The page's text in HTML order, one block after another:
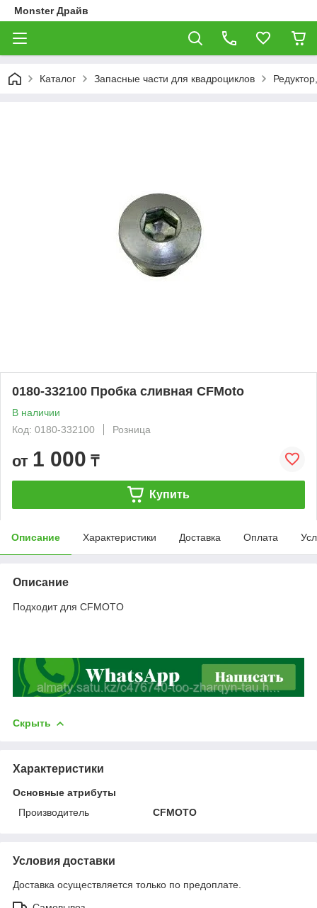
Monster Драйв
Каталог Запасные части для квадроциклов
0180-332100 Пробка сливная CFMoto
В наличии
Код: 0180-332100
Розница
от 1 000 ₸
Купить
Описание Характеристики Доставка Оплата
Описание
Подходит для CFMOTO
Скрыть
Характеристики
Основные атрибуты
Производитель
CFMOTO
Условия доставки
Доставка осуществляется только по предоплате.